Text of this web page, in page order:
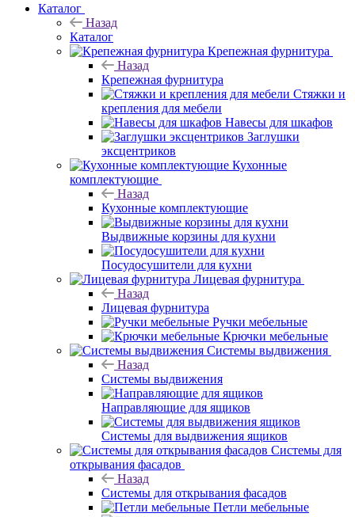
Каталог
Назад
Каталог
Крепежная фурнитура
Назад
Крепежная фурнитура
Стяжки и
крепления для мебели
Навесы для шкафов
Заглушки
эксцентриков
Кухонные
комплектующие
Назад
Кухонные комплектующие
Выдвижные корзины для кухни
Посудосушители для кухни
Лицевая фурнитура
Назад
Лицевая фурнитура
Ручки мебельные
Крючки мебельные
Системы выдвижения
Назад
Системы выдвижения
Направляющие для ящиков
Системы для выдвижения ящиков
Системы для
открывания фасадов
Назад
Системы для открывания фасадов
Петли мебельные